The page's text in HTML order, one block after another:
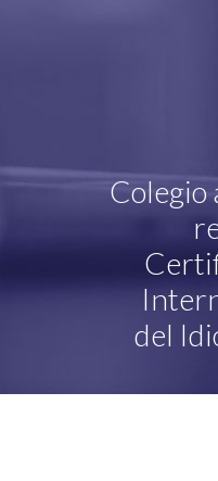
Colegio
del